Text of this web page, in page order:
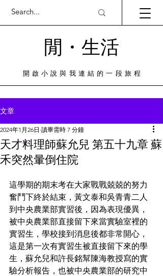
閒・​生活
​開啟小說與我連結的一段旅程
文章
天才料理師蘇允兒 第五十九章 蘇
禾突然暈倒住院
2024年1月26日 讀畢需時 7 分鐘
這學期的期末考在大家戰戰兢兢的努力
奮鬥下終於結束，黃文泰和吳青青二人
到中央農業部實習後，因為表現優異，
被中央農業部直接留下來當實驗室裡的
實習生，學校接到消息後都非常開心，
這是第一次有實習生被直接留下來的學
生，蘇允兒和許長銘幫陳海教授寫的實
驗分析報告，也被中央農業部的研究中